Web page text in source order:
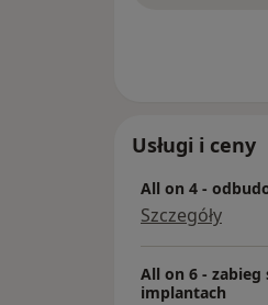
Usługi i ceny
All on 4 -
Szczegóły
All on 6 - zabieg
implantach